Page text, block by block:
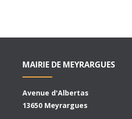
MAIRIE DE MEYRARGUES
Avenue d'Albertas
13650 Meyrargues